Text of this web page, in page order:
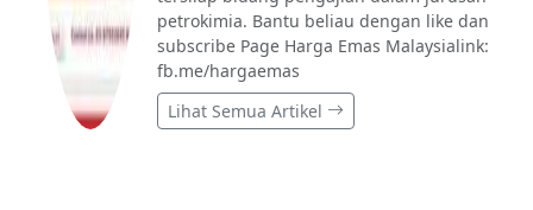
petrokimia. Bantu beliau dengan like dan
subscribe Page Harga Emas Malaysialink:
fb.me/hargaemas
Lihat Semua Artikel